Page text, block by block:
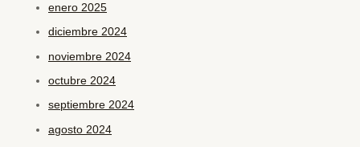
enero 2025
diciembre 2024
noviembre 2024
octubre 2024
septiembre 2024
agosto 2024